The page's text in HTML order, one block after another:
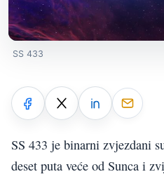
SS 433
SS 433 je binarni zvjezdani
deset puta veće od Sunca i